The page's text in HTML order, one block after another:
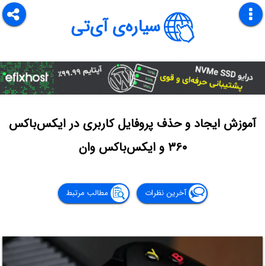
سیاره‌ی آی‌تی
آموزش ایجاد و حذف پروفایل کاربری در ایکس‌باکس
۳۶۰ و ایکس‌باکس وان
آخرین نظرات مطالب مرتبط